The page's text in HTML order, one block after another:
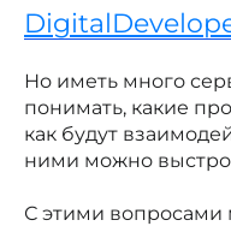
Но иметь много
понимать, какие
как будут
ними можно
С этими вопросами